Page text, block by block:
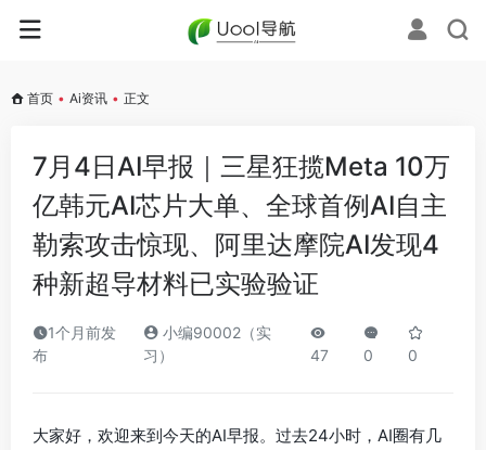
首页 • Ai资讯 • 正文
7月4日AI早报｜三星狂揽Meta 10万
亿韩元AI芯片大单、全球首例AI自主
勒索攻击惊现、阿里达摩院AI发现4
种新超导材料已实验验证
1个月前发
布
小编90002（实
习）
47 0 0
大家好，欢迎来到今天的AI早报。过去24小时，AI圈有几